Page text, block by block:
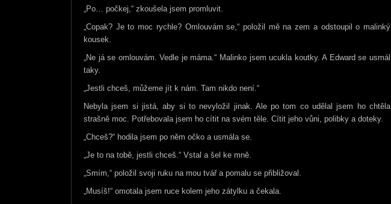
„Po… počkej,“ zkoušela jsem promluvit.
„Copak? Je to moc rychle? Omlouvám se,“ položil mě na zem a odstoupil o malinký
kousek.
„Ne já se omlouvám. Vedle je máma.“ Malinko jsem ucukla koutky. A Edward se usmál
taky.
„Jestli chceš, můžeme jít k nám. Tam nikdo není.“
Nebyla jsem si jistá, aby si to nevyložil jinak. Ale po tom co udělal jsem ho chtěla
strašně moc. Potřebovala jsem ho cítit na svém těle. Cítit jeho vůni, polibky a doteky.
„Chceš?“ hodila jsem po něm očko a usmála se.
„Je to na tobě, jestli chceš.“ Vstal a šel ke mně.
„Smím,“ položil svoji ruku na mou tvář a pomalu se přibližoval.
„Musíš!“ omotala jsem ruce kolem jeho zátylku a čekala.